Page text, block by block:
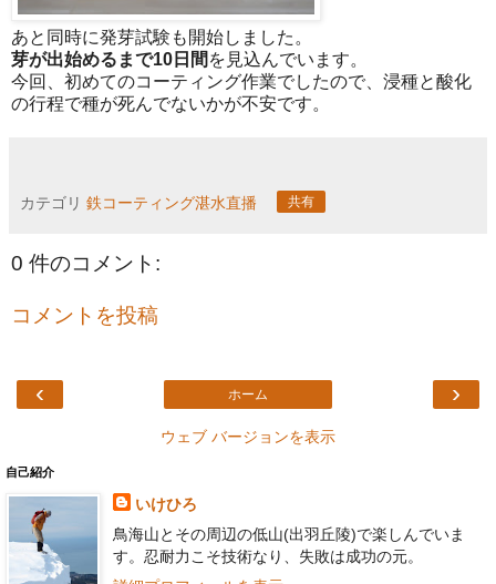
あと同時に発芽試験も開始しました。
芽が出始めるまで10日間 を見込んでいます。
今回、初めてのコーティング作業でしたので、浸種と酸化
の行程で種が死んでないかが不安です。
カテゴリ 鉄コーティング湛水直播 共有
0 件のコメント:
コメントを投稿
‹ ›
ホーム
ウェブ バージョンを表示
自己紹介
いけひろ
鳥海山とその周辺の低山(出羽丘陵)で楽しんでいま
す。忍耐力こそ技術なり、失敗は成功の元。